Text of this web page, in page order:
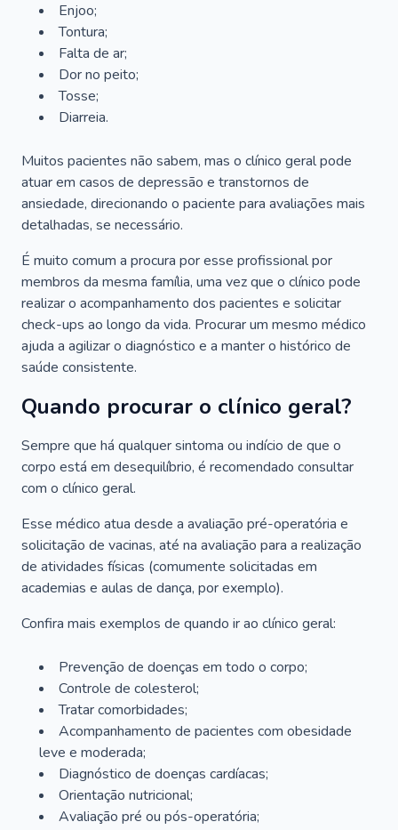
Enjoo;
Tontura;
Falta de ar;
Dor no peito;
Tosse;
Diarreia.
Muitos pacientes não sabem, mas o clínico geral pode
atuar em casos de depressão e transtornos de
ansiedade, direcionando o paciente para avaliações mais
detalhadas, se necessário.
É muito comum a procura por esse profissional por
membros da mesma família, uma vez que o clínico pode
realizar o acompanhamento dos pacientes e solicitar
check-ups ao longo da vida. Procurar um mesmo médico
ajuda a agilizar o diagnóstico e a manter o histórico de
saúde consistente.
Quando procurar o clínico geral?
Sempre que há qualquer sintoma ou indício de que o
corpo está em desequilíbrio, é recomendado consultar
com o clínico geral.
Esse médico atua desde a avaliação pré-operatória e
solicitação de vacinas, até na avaliação para a realização
de atividades físicas (comumente solicitadas em
academias e aulas de dança, por exemplo).
Confira mais exemplos de quando ir ao clínico geral:
Prevenção de doenças em todo o corpo;
Controle de colesterol;
Tratar comorbidades;
Acompanhamento de pacientes com obesidade
leve e moderada;
Diagnóstico de doenças cardíacas;
Orientação nutricional;
Avaliação pré ou pós-operatória;